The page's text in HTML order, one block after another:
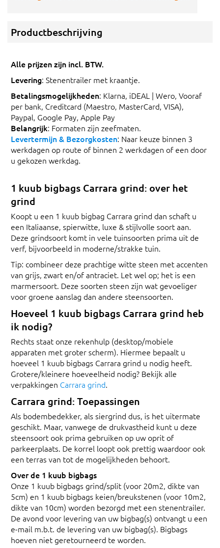
Productbeschrijving
Alle prijzen zijn incl. BTW.
Levering: Stenentrailer met kraantje.
Betalingsmogelijkheden: Klarna, iDEAL | Wero, Vooraf
per bank, Creditcard (Maestro, MasterCard, VISA),
Paypal, Google Pay, Apple Pay
Belangrijk: Formaten zijn zeefmaten.
Levertermijn & Bezorgkosten: Naar keuze binnen 3
werkdagen op route of binnen 2 werkdagen of een door
u gekozen werkdag.
1 kuub bigbags Carrara grind: over het
grind
Koopt u een 1 kuub bigbag Carrara grind dan schaft u
een Italiaanse, spierwitte, luxe & stijlvolle soort aan.
Deze grindsoort komt in vele tuinsoorten prima uit de
verf, bijvoorbeeld in moderne/strakke tuin.
Tip: combineer deze prachtige witte steen met accenten
van grijs, zwart en/of antraciet. Let wel op; het is een
marmersoort. Deze soorten steen zijn wat gevoeliger
voor groene aanslag dan andere steensoorten.
Hoeveel 1 kuub bigbags Carrara grind heb
ik nodig?
Rechts staat onze rekenhulp (desktop/mobiele
apparaten met groter scherm). Hiermee bepaalt u
hoeveel 1 kuub bigbags Carrara grind u nodig heeft.
Grotere/kleinere hoeveelheid nodig? Bekijk alle
verpakkingen Carrara grind.
Carrara grind: Toepassingen
Als bodembedekker, als siergrind dus, is het uitermate
geschikt. Maar, vanwege de drukvastheid kunt u deze
steensoort ook prima gebruiken op uw oprit of
parkeerplaats. De korrel loopt ook prettig waardoor ook
een terras van tot de mogelijkheden behoort.
Over de 1 kuub bigbags
Onze 1 kuub bigbags grind/split (voor 20m2, dikte van
5cm) en 1 kuub bigbags keien/breukstenen (voor 10m2,
dikte van 10cm) worden bezorgd met een stenentrailer.
De avond voor levering van uw bigbag(s) ontvangt u een
e-mail m.b.t. de levering van uw bigbag(s). Bigbags
hoeven niet geretourneerd te worden.